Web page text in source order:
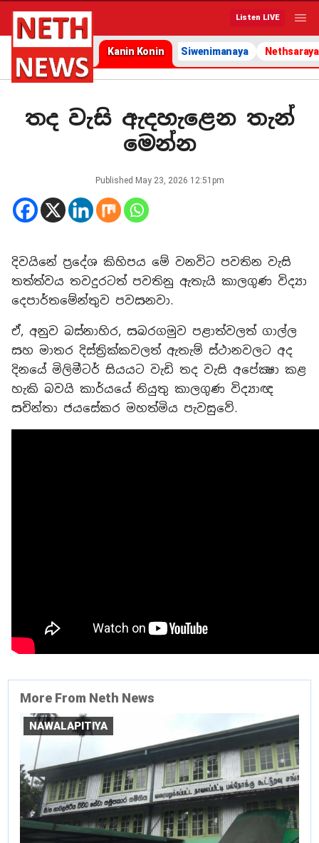
Listen LIVE
Kanin Konin Siwenimanaya Nethsaraya
තද වැසි ඇදහැළෙන තැන්
මෙන්න
Published May 23, 2026 12:51pm
දිවයිනේ ප්‍රදේශ කිහිපය මේ වනවිට පවතින වැසි
තත්ත්වය තවදුරටත් පවතිනු ඇතැයි කාලගුණ විද්‍යා
දෙපාර්තමේන්තුව පවසනවා.
ඒ, අනුව බස්නාහිර, සබරගමුව පළාත්වලත් ගාල්ල
සහ මාතර දිස්ත්‍රික්කවලත් ඇතැම් ස්ථානවලට අද
දිනයේ මිලිමීටර් සියයට වැඩි තද වැසි අපේක්‍ෂා කළ
හැකි බවයි කාර්යයේ නියුතු කාලගුණ විද්‍යාඥ
සචින්තා ජයසේකර මහත්මිය පැවසුවේ.
More From Neth News
NAWALAPITIYA